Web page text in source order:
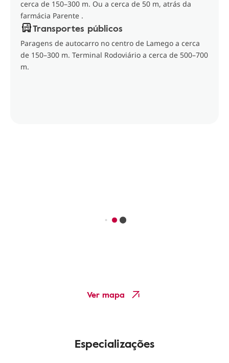
cerca de 150–300 m. Ou a cerca de 50 m, atrás da
farmácia Parente .
Transportes públicos
Paragens de autocarro no centro de Lamego a cerca
de 150–300 m. Terminal Rodoviário a cerca de 500–700
m.
Ver mapa
Especializações